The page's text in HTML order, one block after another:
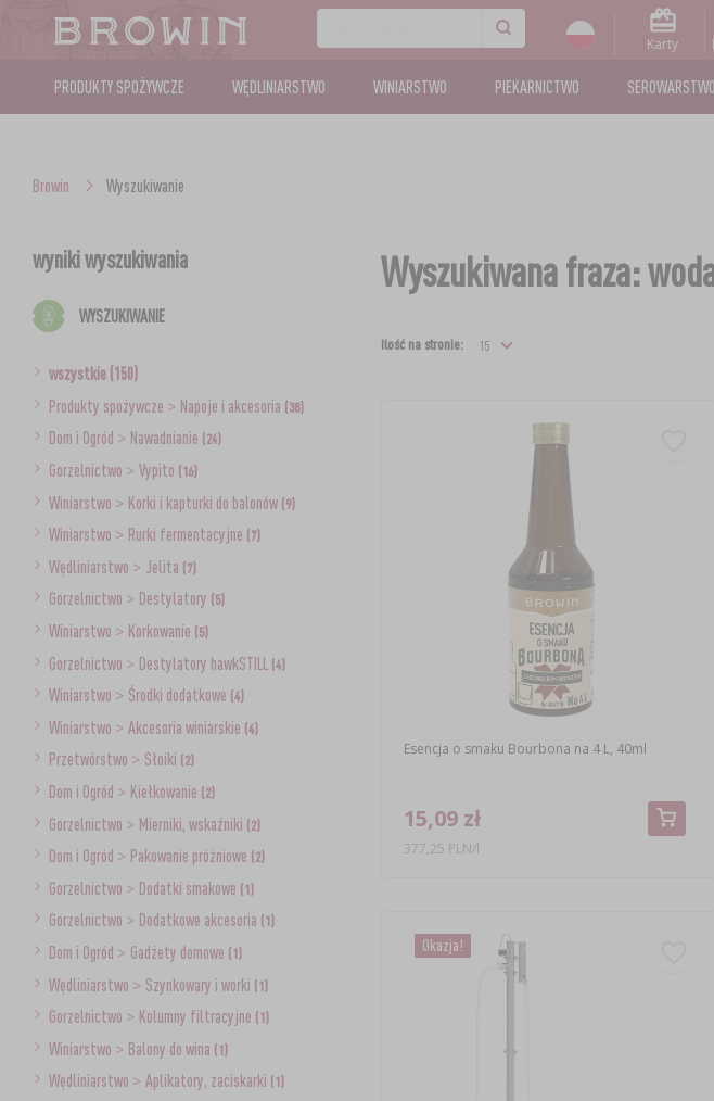
Karty
PRODUKTY SPOŻYWCZE WĘDLINIARSTWO WINIARSTWO PIEKARNICTWO SEROWARSTWO
Browin Wyszukiwanie
wyniki wyszukiwania
WYSZUKIWANIE
wszystkie (150)
Produkty spożywcze > Napoje i akcesoria (38)
Dom i Ogród > Nawadnianie (24)
Gorzelnictwo > Vypito (16)
Winiarstwo > Korki i kapturki do balonów (9)
Winiarstwo > Rurki fermentacyjne (7)
Wędliniarstwo > Jelita (7)
Gorzelnictwo > Destylatory (5)
Winiarstwo > Korkowanie (5)
Gorzelnictwo > Destylatory hawkSTILL (4)
Winiarstwo > Środki dodatkowe (4)
Winiarstwo > Akcesoria winiarskie (4)
Przetwórstwo > Słoiki (2)
Dom i Ogród > Kiełkowanie (2)
Gorzelnictwo > Mierniki, wskaźniki (2)
Dom i Ogród > Pakowanie próżniowe (2)
Gorzelnictwo > Dodatki smakowe (1)
Gorzelnictwo > Dodatkowe akcesoria (1)
Dom i Ogród > Gadżety domowe (1)
Wędliniarstwo > Szynkowary i worki (1)
Gorzelnictwo > Kolumny filtracyjne (1)
Winiarstwo > Balony do wina (1)
Wędliniarstwo > Aplikatory, zaciskarki (1)
Wyszukiwana fraza:
Ilość na stronie:
Esencja o smaku Bourbona na 4 L, 40ml
15,09 zł
377,25 PLN/l
Okazja!